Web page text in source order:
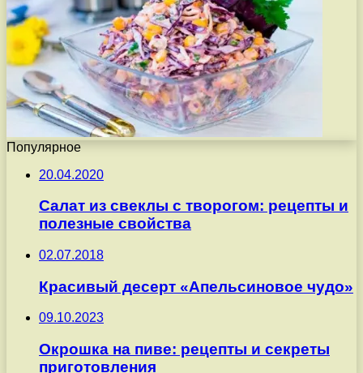
Популярное
20.04.2020
Салат из свеклы с творогом: рецепты и
полезные свойства
02.07.2018
Красивый десерт «Апельсиновое чудо»
09.10.2023
Окрошка на пиве: рецепты и секреты
приготовления